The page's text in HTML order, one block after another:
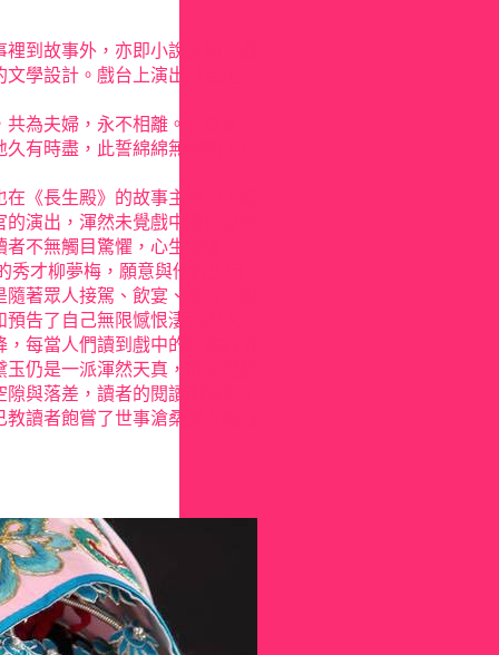
到故事外，亦即小說人物、戲
學設計。戲台上演出《長生
為夫婦，永不相離。有渝此
有時盡，此誓綿綿無絕期。」
《長生殿》的故事主軸中，被
演出，渾然未覺戲中對自身命
不無觸目驚懼，心生喟嘆。
才柳夢梅，願意與他同生同
著眾人接駕、飲宴、吟詩、觀
告了自己無限憾恨淒涼的人生
每當人們讀到戲中的杜麗娘訴
仍是一派渾然天真，尚未理解
與落差，讀者的閱讀和領悟，
讀者飽嘗了世事滄桑與人間的